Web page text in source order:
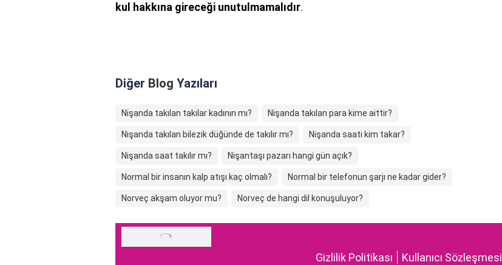
kul hakkına gireceği unutulmamalıdır.
Diğer Blog Yazıları
Nişanda takılan takılar kadının mı? Nişanda takılan para kime aittir?
Nişanda takılan bilezik düğünde de takılır mı? Nişanda saati kim takar?
Nişanda saat takılır mı? Nişantaşı pazarı hangi gün açık?
Normal bir insanın kalp atışı kaç olmalı? Normal bir telefonun şarjı ne kadar gider?
Norveç akşam oluyor mu? Norveç de hangi dil konuşuluyor?
Gizlilik Politikası Kullanıcı Sözleşmesi